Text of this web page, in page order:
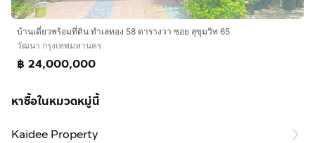
บ้านเดี่ยวพร้อมที่ดิน ทำเลทอง 58 ตารางวา ซอย สุขุมวิท 65
วัฒนา กรุงเทพมหานคร
฿ 24,000,000
หาซื้อในหมวดหมู่นี้
Kaidee Property